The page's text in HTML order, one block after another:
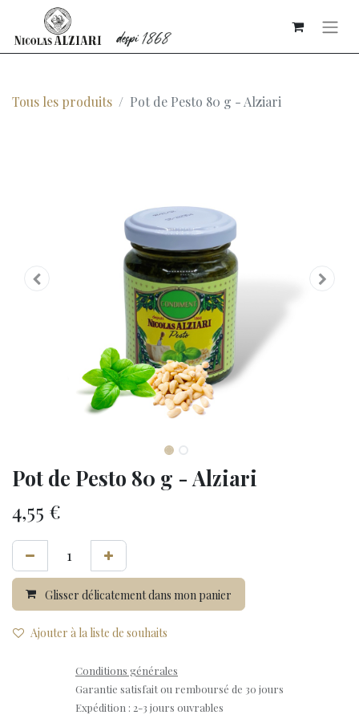
Tous les produits Pot de Pesto 80 g - Alziari
Pot de Pesto 80 g - Alziari
4,55 €
Glisser délicatement dans mon panier
Ajouter à la liste de souhaits
Conditions générales
Garantie satisfait ou remboursé de 30 jours
Expédition : 2-3 jours ouvrables